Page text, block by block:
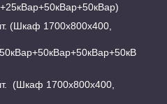
(Шкаф 1700х800х400,
(Шкаф 1700х800х400,